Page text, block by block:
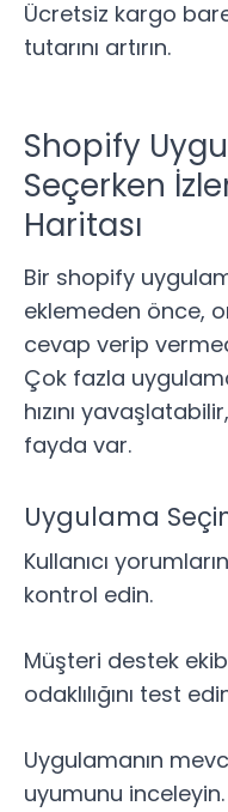
Ücretsiz kargo
tutarını artırın.
Shopify
Seçerken
Haritası
Bir shopify
eklemeden önce,
cevap verip
Çok fazla
hızını
fayda var.
Uygulama
Kullanıcı
kontrol edin.
Müşteri destek
odaklılığını test
Uygulamanın
uyumunu inceleyin.